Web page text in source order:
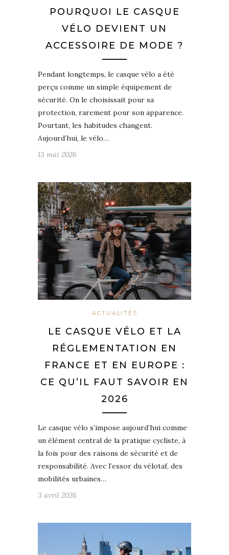
POURQUOI LE CASQUE
VÉLO DEVIENT UN
ACCESSOIRE DE MODE ?
Pendant longtemps, le casque vélo a été
perçu comme un simple équipement de
sécurité. On le choisissait pour sa
protection, rarement pour son apparence.
Pourtant, les habitudes changent.
Aujourd’hui, le vélo…
13 mai 2026
ACTUALITÉS
LE CASQUE VÉLO ET LA
RÉGLEMENTATION EN
FRANCE ET EN EUROPE :
CE QU’IL FAUT SAVOIR EN
2026
Le casque vélo s’impose aujourd’hui comme
un élément central de la pratique cycliste, à
la fois pour des raisons de sécurité et de
responsabilité. Avec l’essor du vélotaf, des
mobilités urbaines…
3 avril 2026